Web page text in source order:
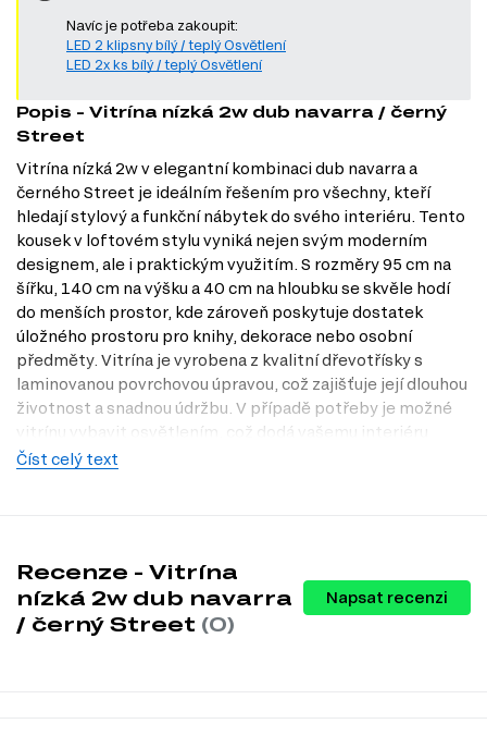
Navíc je potřeba zakoupit:
LED 2 klipsny bílý / teplý Osvětlení
LED 2x ks bílý / teplý Osvětlení
Popis - Vitrína nízká 2w dub navarra / černý
Street
Vitrína nízká 2w v elegantní kombinaci dub navarra a
černého Street je ideálním řešením pro všechny, kteří
hledají stylový a funkční nábytek do svého interiéru. Tento
kousek v loftovém stylu vyniká nejen svým moderním
designem, ale i praktickým využitím. S rozměry 95 cm na
šířku, 140 cm na výšku a 40 cm na hloubku se skvěle hodí
do menších prostor, kde zároveň poskytuje dostatek
úložného prostoru pro knihy, dekorace nebo osobní
předměty. Vitrína je vyrobena z kvalitní dřevotřísky s
laminovanou povrchovou úpravou, což zajišťuje její dlouhou
životnost a snadnou údržbu. V případě potřeby je možné
vitrínu vybavit osvětlením, což dodá vašemu interiéru
příjemnou atmosféru. Nezapomeňte navštívit naši
Styl loft. Tento moderní design v industriálním stylu přináší do
vašeho interiéru nádech elegance a originality.
Možnost osvětlení.Vytvořte si útulnou atmosféru a zvýrazněte
obsah vitríny pomocí osvětlení, které dodá vašemu prostoru
Číst celý text
Recenze - Vitrína
nízká 2w dub navarra
/ černý Street (0)
Napsat recenzi